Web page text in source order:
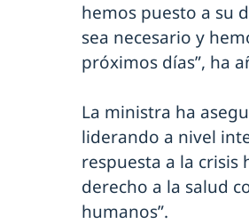
hemos puesto a su
sea necesario y
próximos días”, ha
La ministra ha
liderando a nivel
respuesta a la crisis
derecho a la salud
humanos”.